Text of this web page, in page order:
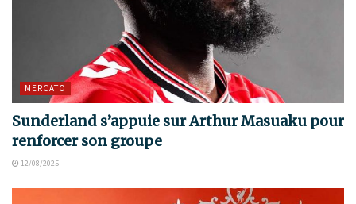
MERCATO
Sunderland s’appuie sur Arthur Masuaku pour
renforcer son groupe
12/08/2025